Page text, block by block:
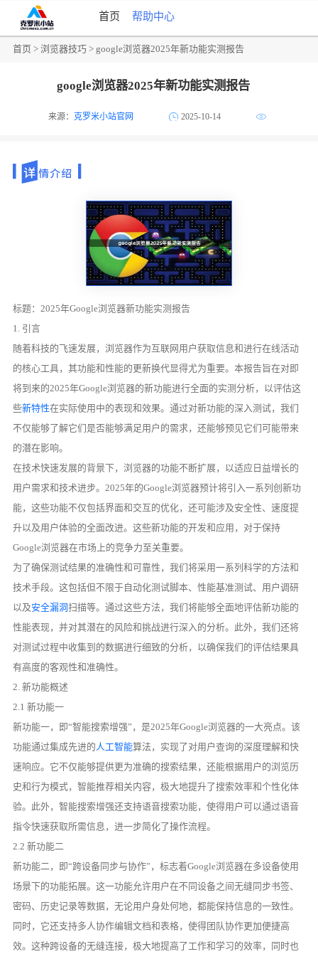
首页 帮助中心
首页 >浏览器技巧 > google浏览器2025年新功能实测报告
google浏览器2025年新功能实测报告
来源：克罗米小站官网 2025-10-14
标题：2025年Google浏览器新功能实测报告
1. 引言
随着科技的飞速发展，浏览器作为互联网用户获取信息和进行在线活动
的核心工具，其功能和性能的更新换代显得尤为重要。本报告旨在对即
将到来的2025年Google浏览器的新功能进行全面的实测分析，以评估这
些新特性在实际使用中的表现和效果。通过对新功能的深入测试，我们
不仅能够了解它们是否能够满足用户的需求，还能够预见它们可能带来
的潜在影响。
在技术快速发展的背景下，浏览器的功能不断扩展，以适应日益增长的
用户需求和技术进步。2025年的Google浏览器预计将引入一系列创新功
能，这些功能不仅包括界面和交互的优化，还可能涉及安全性、速度提
升以及用户体验的全面改进。这些新功能的开发和应用，对于保持
Google浏览器在市场上的竞争力至关重要。
为了确保测试结果的准确性和可靠性，我们将采用一系列科学的方法和
技术手段。这包括但不限于自动化测试脚本、性能基准测试、用户调研
以及安全漏洞扫描等。通过这些方法，我们将能够全面地评估新功能的
性能表现，并对其潜在的风险和挑战进行深入的分析。此外，我们还将
对测试过程中收集到的数据进行细致的分析，以确保我们的评估结果具
有高度的客观性和准确性。
2. 新功能概述
2.1 新功能一
新功能一，即“智能搜索增强”，是2025年Google浏览器的一大亮点。该
功能通过集成先进的 人工智能算法，实现了对用户查询的深度理解和快
速响应。它不仅能够提供更为准确的搜索结果，还能根据用户的浏览历
史和行为模式，智能推荐相关内容，极大地提升了搜索效率和个性化体
验。此外，智能搜索增强还支持语音搜索功能，使得用户可以通过语音
指令快速获取所需信息，进一步简化了操作流程。
2.2 新功能二
新功能二，即“跨设备同步与协作”，标志着Google浏览器在多设备使用
场景下的功能拓展。这一功能允许用户在不同设备之间无缝同步书签、
密码、历史记录等数据，无论用户身处何地，都能保持信息的一致性。
同时，它还支持多人协作编辑文档和表格，使得团队协作更加便捷高
效。这种跨设备的无缝连接，极大地提高了工作和学习的效率，同时也